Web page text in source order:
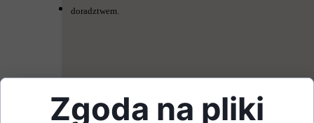
doradztwem.
Zgoda na pliki